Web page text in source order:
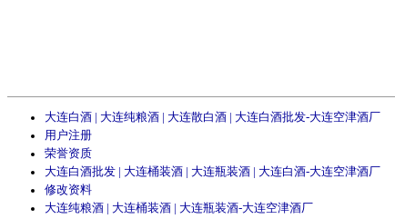
大连白酒 | 大连纯粮酒 | 大连散白酒 | 大连白酒批发-大连空津酒厂
用户注册
荣誉资质
大连白酒批发 | 大连桶装酒 | 大连瓶装酒 | 大连白酒-大连空津酒厂
修改资料
大连纯粮酒 | 大连桶装酒 | 大连瓶装酒-大连空津酒厂